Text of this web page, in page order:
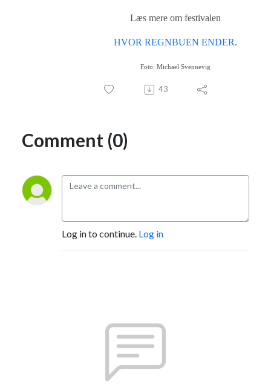
Læs mere om festivalen
HVOR REGNBUEN ENDER.
Foto: Michael Svennevig
43
Comment (0)
Log in to continue. Log in